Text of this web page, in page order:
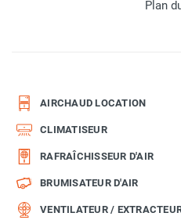
Plan
AIRCHAUD LOCATION
CLIMATISEUR
RAFRAÎCHISSEUR D'AIR
BRUMISATEUR D'AIR
VENTILATEUR /